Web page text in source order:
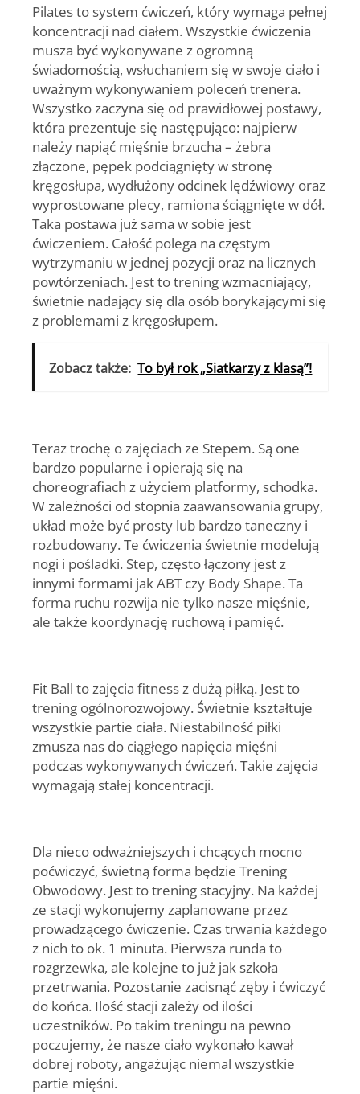
Pilatesto system ćwiczeń, który wymaga pełnej
koncentracji nad ciałem. Wszystkie ćwiczenia
musza być wykonywane z ogromną
świadomością, wsłuchaniem się w swoje ciało i
uważnym wykonywaniem poleceń trenera.
Wszystko zaczyna się od prawidłowej postawy,
która prezentuje się następująco: najpierw
należy napiąć mięśnie brzucha – żebra
złączone, pępek podciągnięty w stronę
kręgosłupa, wydłużony odcinek lędźwiowy oraz
wyprostowane plecy, ramiona ściągnięte w dół.
Taka postawa już sama w sobie jest
ćwiczeniem. Całość polega na częstym
wytrzymaniu w jednej pozycji oraz na licznych
powtórzeniach. Jest to trening wzmacniający,
świetnie nadający się dla osób borykającymi się
z problemami z kręgosłupem.
Zobacz także: To był rok „Siatkarzy z klasą”!
Teraz trochę o zajęciach ze Stepem. Są one
bardzo popularne i opierają się na
choreografiach z użyciem platformy, schodka.
W zależności od stopnia zaawansowania grupy,
układ może być prosty lub bardzo taneczny i
rozbudowany. Te ćwiczenia świetnie modelują
nogi i pośladki. Step, często łączony jest z
innymi formami jak ABT czy Body Shape. Ta
forma ruchu rozwija nie tylko nasze mięśnie,
ale także koordynację ruchową i pamięć.
Fit Ball to zajęcia fitness z dużą piłką. Jest to
trening ogólnorozwojowy. Świetnie kształtuje
wszystkie partie ciała. Niestabilność piłki
zmusza nas do ciągłego napięcia mięśni
podczas wykonywanych ćwiczeń. Takie zajęcia
wymagają stałej koncentracji.
Dla nieco odważniejszych i chcących mocno
poćwiczyć, świetną forma będzie Trening
Obwodowy. Jest to trening stacyjny. Na każdej
ze stacji wykonujemy zaplanowane przez
prowadzącego ćwiczenie. Czas trwania każdego
z nich to ok. 1 minuta. Pierwsza runda to
rozgrzewka, ale kolejne to już jak szkoła
przetrwania. Pozostanie zacisnąć zęby i ćwiczyć
do końca. Ilość stacji zależy od ilości
uczestników. Po takim treningu na pewno
poczujemy, że nasze ciało wykonało kawał
dobrej roboty, angażując niemal wszystkie
partie mięśni.